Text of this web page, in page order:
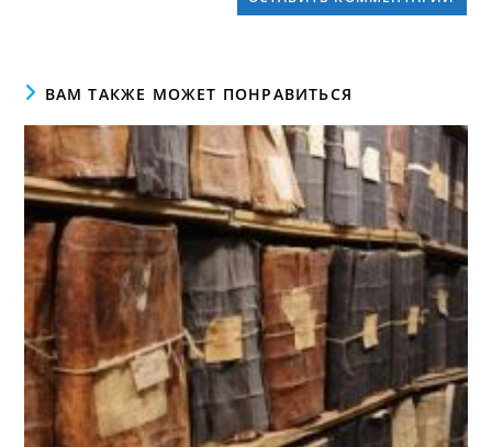
ВАМ ТАКЖЕ МОЖЕТ ПОНРАВИТЬСЯ